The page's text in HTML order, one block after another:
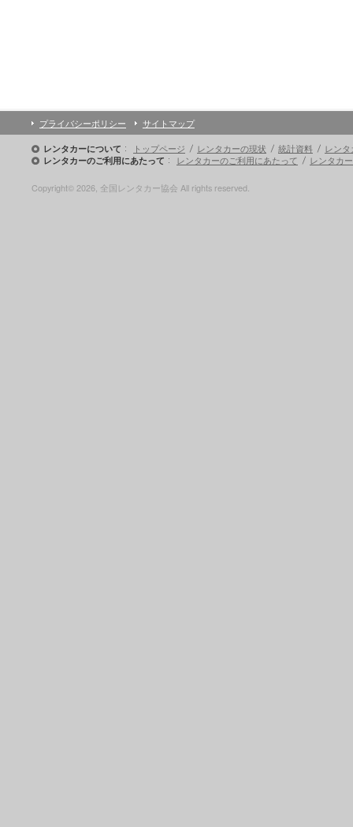
プライバシーポリシー サイトマップ
レンタカーについて トップページ レンタカーの現状 統計資料 レン
レンタカーのご利用にあたって レンタカーのご利用にあたって レンタカ
Copyright© 2026, 全国レンタカー協会 All rights reserved.